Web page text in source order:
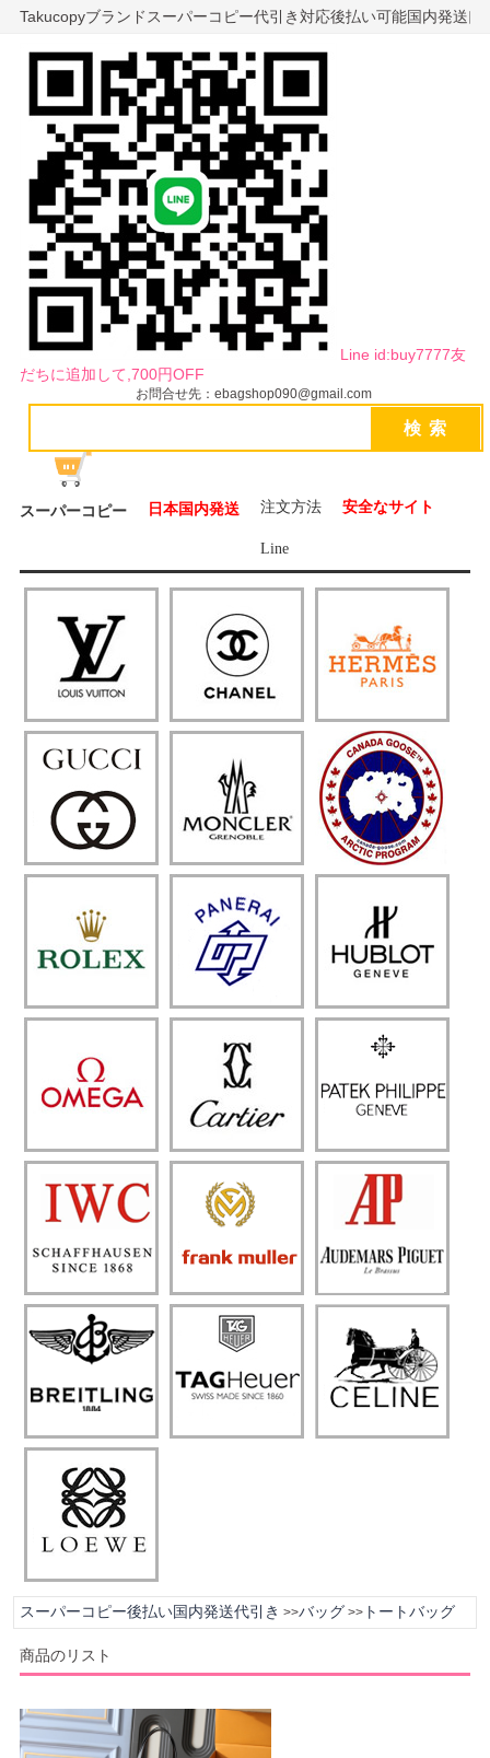
Takucopyブランドスーパーコピー代引き対応後払い可能国内発送
Line id:buy7777友
だちに追加して,700円OFF
お問合せ先：ebagshop090@gmail.com
スーパーコピー 日本国内発送 注文方法 安全なサイト
Line
スーパーコピー後払い国内発送代引き >>バッグ >>トートバッグ
商品のリスト